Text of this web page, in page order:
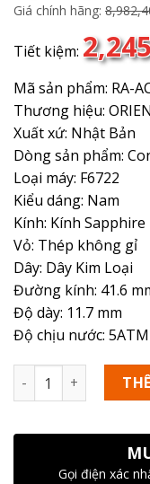
Giá chính hãng:
Tiết kiệm:
Mã sản phẩm: RA-
Thương hiệu:
Xuất xứ: Nhật Bản
Dòng sản phẩm:
Loại máy: F6722
Kiểu dáng: Nam
Kính: Kính Sapphire
Vỏ: Thép không gỉ
Dây: Dây Kim Loại
Đường kính: 41.6
Độ dày: 11.7 mm
Độ chịu nước: 5ATM
Số lượng
Gọi điện xác